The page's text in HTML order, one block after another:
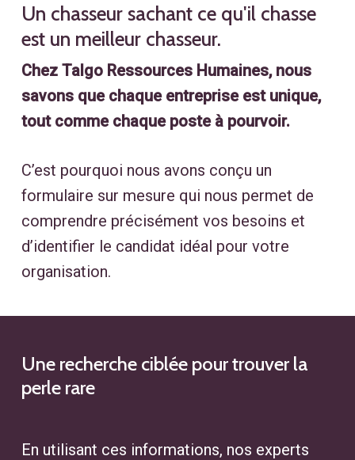
Un chasseur sachant ce qu'il chasse
est un meilleur chasseur.
Chez Talgo Ressources Humaines, nous
savons que chaque entreprise est unique,
tout comme chaque poste à pourvoir.
C’est pourquoi nous avons conçu un
formulaire sur mesure qui nous permet de
comprendre précisément vos besoins et
d’identifier le candidat idéal pour votre
organisation.
Une recherche ciblée pourtrouver la
perle rare
En utilisant ces informations, nos experts